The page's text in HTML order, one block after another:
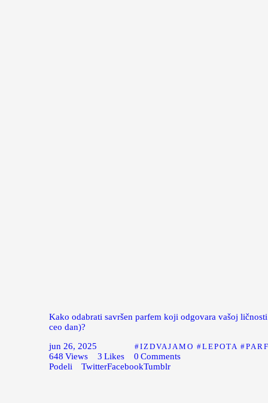
Kako odabrati savršen parfem koji odgovara vašoj
ceo dan)?
jun 26, 2025
IZDVAJAMO LEPOTA
648 Views 3 Likes 0 Comments
Podeli
TwitterFacebookTumblr